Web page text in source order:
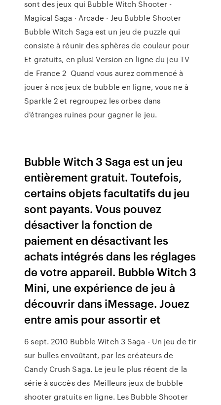
sont des jeux qui Bubble Witch Shooter -
Magical Saga · Arcade · Jeu Bubble Shooter
Bubble Witch Saga est un jeu de puzzle qui
consiste à réunir des sphères de couleur pour
Et gratuits, en plus! Version en ligne du jeu TV
de France 2 Quand vous aurez commencé à
jouer à nos jeux de bubble en ligne, vous ne à
Sparkle 2 et regroupez les orbes dans
d'étranges ruines pour gagner le jeu.
Bubble Witch 3 Saga est un jeu
entièrement gratuit. Toutefois,
certains objets facultatifs du jeu
sont payants. Vous pouvez
désactiver la fonction de
paiement en désactivant les
achats intégrés dans les réglages
de votre appareil. Bubble Witch 3
Mini, une expérience de jeu à
découvrir dans iMessage. Jouez
entre amis pour assortir et
6 sept. 2010 Bubble Witch 3 Saga - Un jeu de tir
sur bulles envoûtant, par les créateurs de
Candy Crush Saga. Le jeu le plus récent de la
série à succès des Meilleurs jeux de bubble
shooter gratuits en ligne. Les Bubble Shooter